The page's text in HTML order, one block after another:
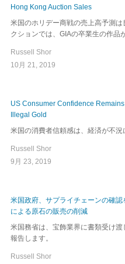
Hong Kong Auction Sales
米国のホリデー商戦の売上高予測
クションでは、GIAの卒業生の作品
Russell Shor
10月 21, 2019
US Consumer Confidence
Illegal Gold
米国の消費者信頼感は、経済が不況
Russell Shor
9月 23, 2019
米国政府、サプライチェーンの確
による原石の販売の削減
米国務省は、宝飾業界に書類受け
報告します。
Russell Shor